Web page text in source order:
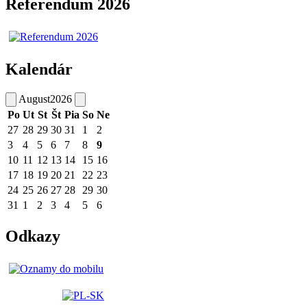
Referendum 2026
Kalendár
August2026
Po Ut St Št Pia So Ne
27 28 29 30 31 1
2
3
4 5 6 7 8
9
10 11 12 13 14 15 16
17 18 19 20 21 22 23
24 25 26 27 28 29 30
31 1 2 3 4 5 6
Odkazy